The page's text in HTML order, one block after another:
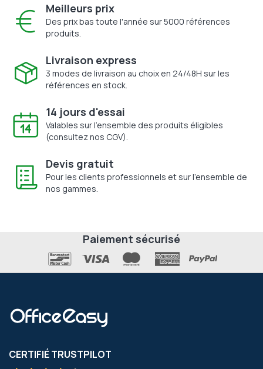
Meilleurs prix
Des prix bas toute l'année sur 5000 références
produits.
Livraison express
3 modes de livraison au choix en 24/48H sur les
références en stock.
14 jours d'essai
Valables sur l'ensemble des produits éligibles
(consultez nos CGV).
Devis gratuit
Pour les clients professionnels et sur l'ensemble de
nos gammes.
Paiement sécurisé
CERTIFIÉ TRUSTPILOT